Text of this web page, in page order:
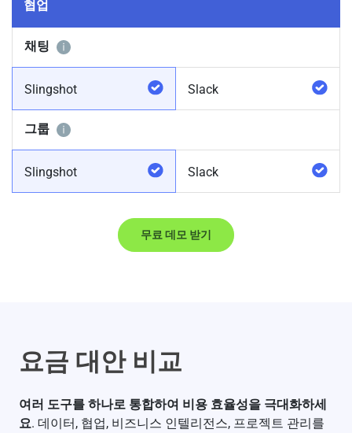
협업
채팅
Slingshot Slack
그룹
Slingshot Slack
무료 데모 받기
요금 대안 비교
여러 도구를 하나로 통합하여 비용 효율성을 극대화하세
요. 데이터, 협업, 비즈니스 인텔리전스, 프로젝트 관리를